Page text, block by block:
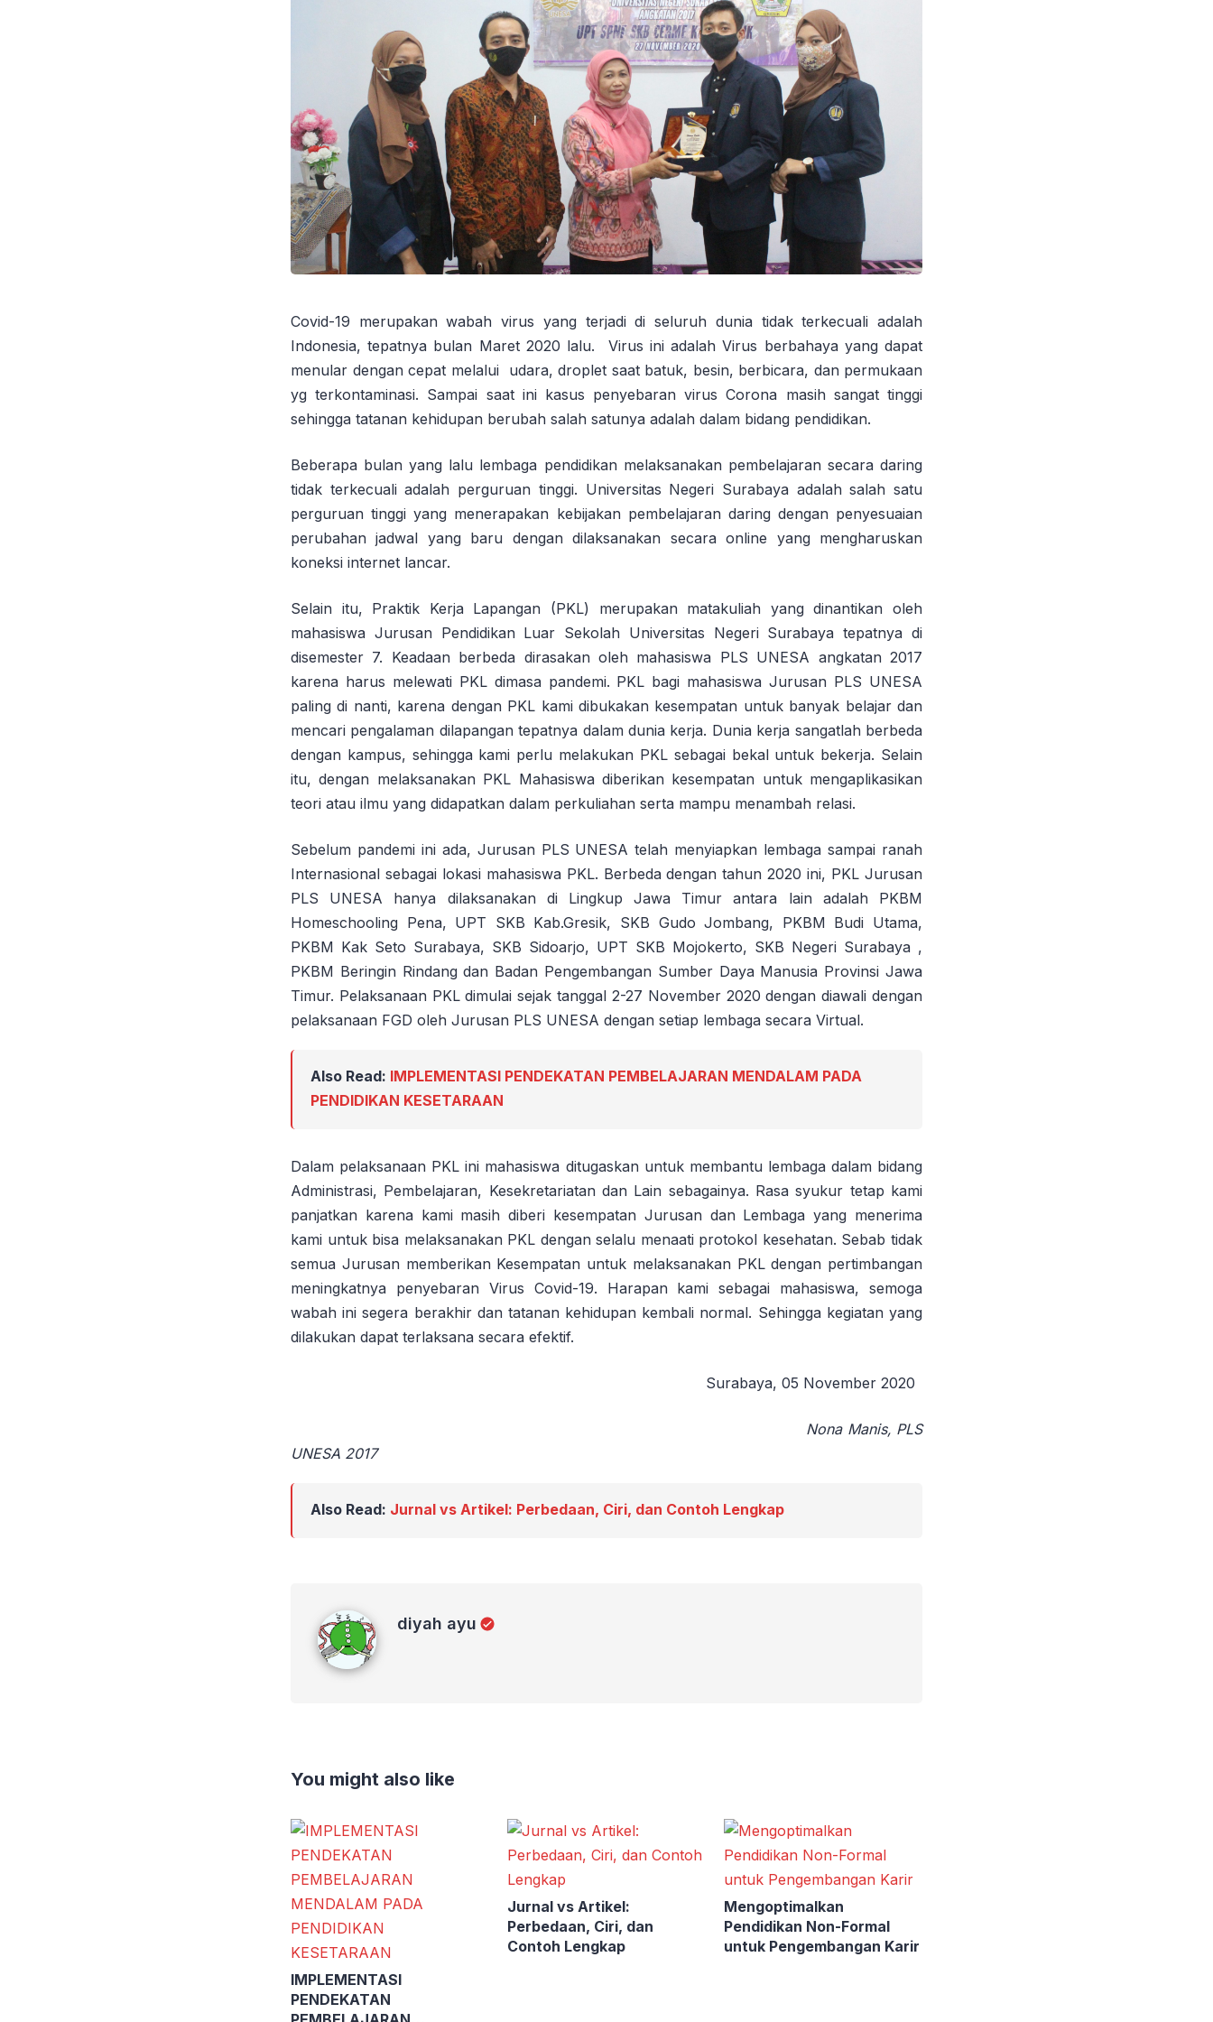
Covid-19 merupakan wabah virus yang terjadi di seluruh dunia tidak terkecuali adalah
Indonesia, tepatnya bulan Maret 2020 lalu. Virus ini adalah Virus berbahaya yang dapat
menular dengan cepat melalui udara, droplet saat batuk, besin, berbicara, dan permukaan
yg terkontaminasi. Sampai saat ini kasus penyebaran virus Corona masih sangat tinggi
sehingga tatanan kehidupan berubah salah satunya adalah dalam bidang pendidikan.
Beberapa bulan yang lalu lembaga pendidikan melaksanakan pembelajaran secara daring
tidak terkecuali adalah perguruan tinggi. Universitas Negeri Surabaya adalah salah satu
perguruan tinggi yang menerapakan kebijakan pembelajaran daring dengan penyesuaian
perubahan jadwal yang baru dengan dilaksanakan secara online yang mengharuskan
koneksi internet lancar.
Selain itu, Praktik Kerja Lapangan (PKL) merupakan matakuliah yang dinantikan oleh
mahasiswa Jurusan Pendidikan Luar Sekolah Universitas Negeri Surabaya tepatnya di
disemester 7. Keadaan berbeda dirasakan oleh mahasiswa PLS UNESA angkatan 2017
karena harus melewati PKL dimasa pandemi. PKL bagi mahasiswa Jurusan PLS UNESA
paling di nanti, karena dengan PKL kami dibukakan kesempatan untuk banyak belajar dan
mencari pengalaman dilapangan tepatnya dalam dunia kerja. Dunia kerja sangatlah berbeda
dengan kampus, sehingga kami perlu melakukan PKL sebagai bekal untuk bekerja. Selain
itu, dengan melaksanakan PKL Mahasiswa diberikan kesempatan untuk mengaplikasikan
teori atau ilmu yang didapatkan dalam perkuliahan serta mampu menambah relasi.
Sebelum pandemi ini ada, Jurusan PLS UNESA telah menyiapkan lembaga sampai ranah
Internasional sebagai lokasi mahasiswa PKL. Berbeda dengan tahun 2020 ini, PKL Jurusan
PLS UNESA hanya dilaksanakan di Lingkup Jawa Timur antara lain adalah PKBM
Homeschooling Pena, UPT SKB Kab.Gresik, SKB Gudo Jombang, PKBM Budi Utama,
PKBM Kak Seto Surabaya, SKB Sidoarjo, UPT SKB Mojokerto, SKB Negeri Surabaya ,
PKBM Beringin Rindang dan Badan Pengembangan Sumber Daya Manusia Provinsi Jawa
Timur. Pelaksanaan PKL dimulai sejak tanggal 2-27 November 2020 dengan diawali dengan
pelaksanaan FGD oleh Jurusan PLS UNESA dengan setiap lembaga secara Virtual.
Also Read: IMPLEMENTASI PENDEKATAN PEMBELAJARAN MENDALAM PADA
PENDIDIKAN KESETARAAN
Dalam pelaksanaan PKL ini mahasiswa ditugaskan untuk membantu lembaga dalam bidang
Administrasi, Pembelajaran, Kesekretariatan dan Lain sebagainya. Rasa syukur tetap kami
panjatkan karena kami masih diberi kesempatan Jurusan dan Lembaga yang menerima
kami untuk bisa melaksanakan PKL dengan selalu menaati protokol kesehatan. Sebab tidak
semua Jurusan memberikan Kesempatan untuk melaksanakan PKL dengan pertimbangan
meningkatnya penyebaran Virus Covid-19. Harapan kami sebagai mahasiswa, semoga
wabah ini segera berakhir dan tatanan kehidupan kembali normal. Sehingga kegiatan yang
dilakukan dapat terlaksana secara efektif.
Surabaya, 05 November 2020
Nona Manis, PLS
UNESA 2017
Also Read: Jurnal vs Artikel: Perbedaan, Ciri, dan Contoh Lengkap
diyah ayu
You might also like
IMPLEMENTASI
PENDEKATAN
Jurnal vs Artikel:
Perbedaan, Ciri, dan
Contoh Lengkap
Mengoptimalkan
Pendidikan Non-Formal
untuk Pengembangan Karir